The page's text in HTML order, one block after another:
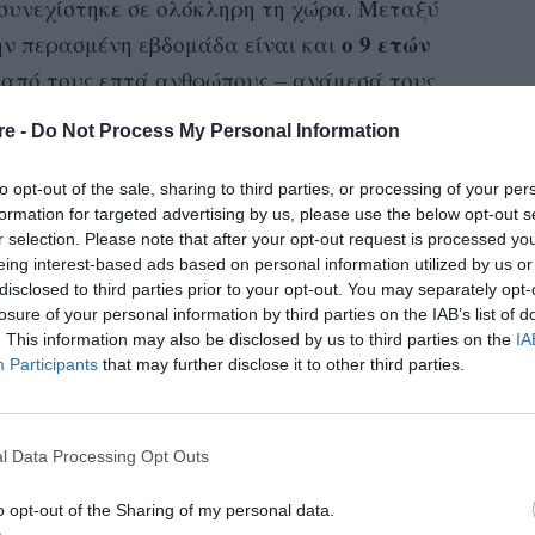
- Do Not Process My Personal Information
opt-out of the sale, sharing to third parties, or processing of your
for targeted advertising by us, please use the below opt-out
selection. Please note that after your opt-out request is processed
interest-based ads based on personal information utilized by us
to third parties prior to your opt-out. You may separately
of your personal information by third parties on the IAB’s list of
This information may also be disclosed by us to third parties on the
Participants that may further disclose it to other third parties.
Data Processing Opt Outs
opt-out of the Sharing of my personal data.
σε ολόκληρη τη χώρα. Μεταξύ
περασμένη εβδομάδα είναι και ο 9 ετών
τους επτά ανθρώπους – ανάμεσά τους
στην πόλη Izeh στα δυτικά της χώρας την
Παρασκευή, ηοικογένειά του είπε ότι οι
οικογενειακό αυτοκίνητο, όπου ο Kian
ιρανικές υπηρεσίες ασφαλείας αρνήθηκαν
για τον πυροβολισμό
στο Ιράν έρχεται εν μέσω
τη χώρα, με τις διαδηλώσεις να μην